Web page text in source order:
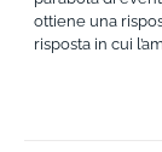
ottiene una
risposta in cui